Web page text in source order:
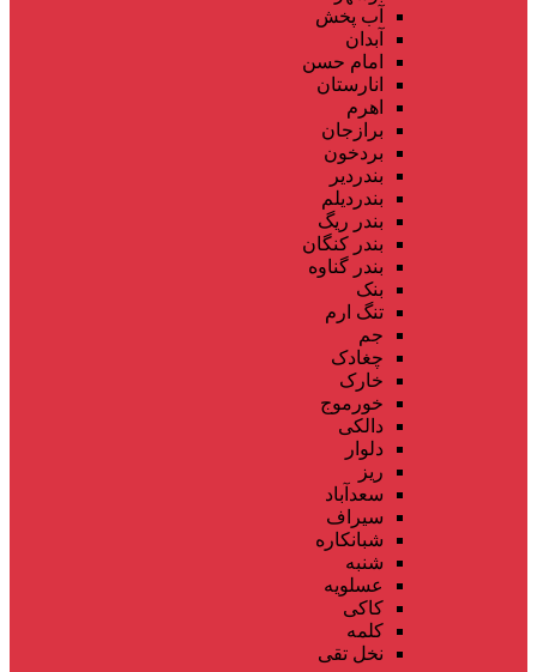
آب پخش
آبدان
امام حسن
انارستان
اهرم
برازجان
بردخون
بندردیر
بندردیلم
بندر ریگ
بندر کنگان
بندر گناوه
بنک
تنگ ارم
جم
چغادک
خارک
خورموج
دالکی
دلوار
ریز
سعدآباد
سیراف
شبانکاره
شنبه
عسلویه
کاکی
کلمه
نخل تقی